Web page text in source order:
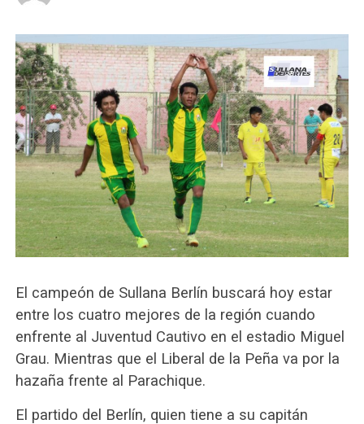
El campeón de Sullana Berlín buscará hoy estar
entre los cuatro mejores de la región cuando
enfrente al Juventud Cautivo en el estadio Miguel
Grau. Mientras que el Liberal de la Peña va por la
hazaña frente al Parachique.
El partido del Berlín, quien tiene a su capitán